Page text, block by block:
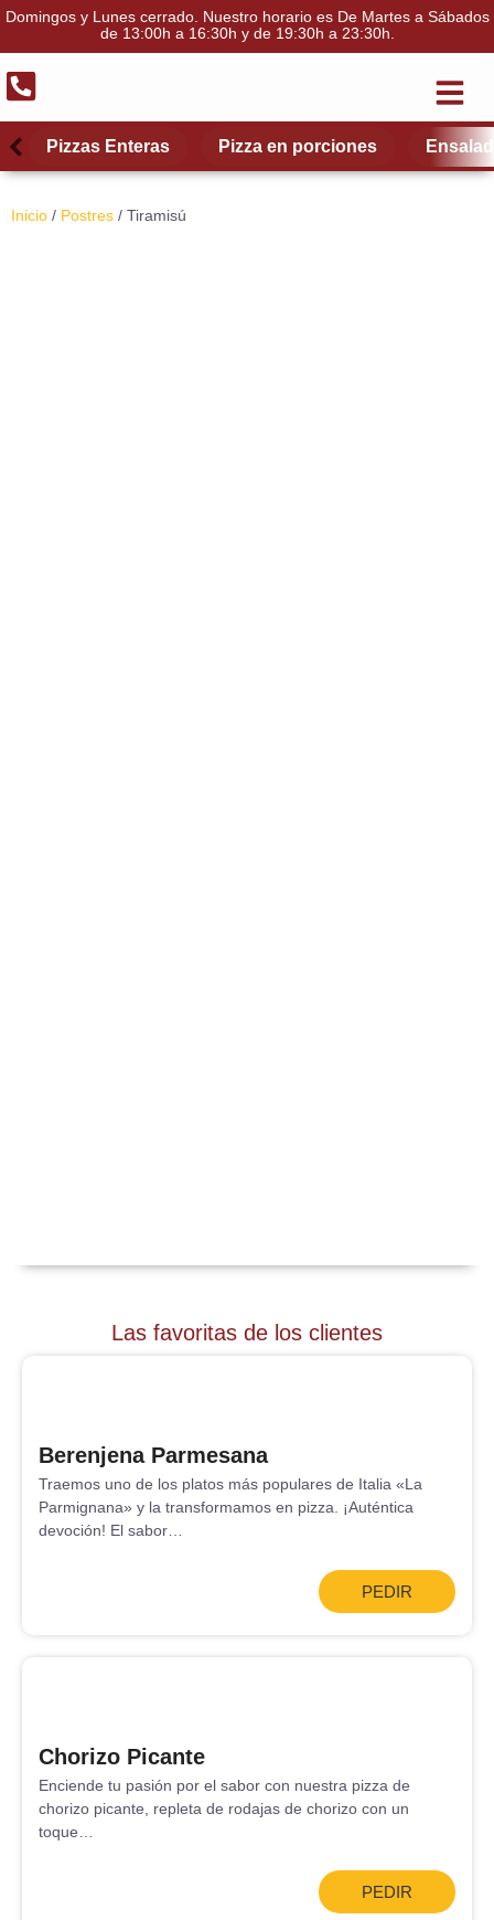
Domingos y Lunes cerrado. Nuestro horario es De Martes a Sábados
de 13:00h a 16:30h y de 19:30h a 23:30h.
Scroll left
Scroll leftPizzas Enteras Pizza en porciones
Inicio / Postres / Tiramisú
Las favoritas de los clientes
Berenjena Parmesana
Traemos uno de los platos más populares de Italia «La
Parmignana» y la transformamos en pizza. ¡Auténtica
devoción! El sabor…
PEDIR
Chorizo Picante
Enciende tu pasión por el sabor con nuestra pizza de
chorizo picante, repleta de rodajas de chorizo con un
toque…
PEDIR